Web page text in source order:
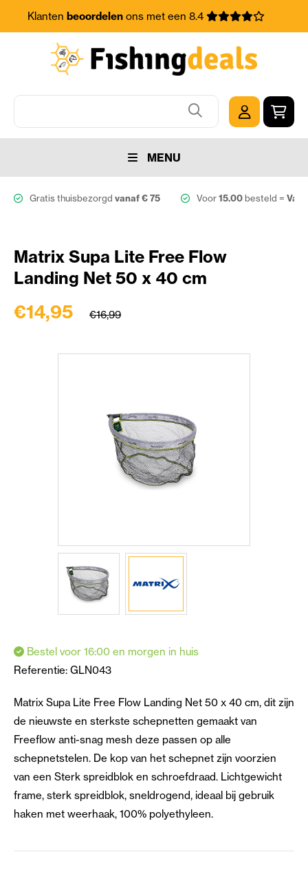
Klanten beoordelenons met een 8.4
MENU
Gratis thuisbezorgd vanaf € 75 Voor15.00besteld =
Matrix Supa Lite Free Flow
Landing Net 50 x 40 cm
€14,95 €16,99
Bestel voor 16:00 en morgen in huis
Referentie: GLN043
Matrix Supa Lite Free Flow Landing Net 50 x 40 cm, dit zijn
de nieuwste en sterkste schepnetten gemaakt van
Freeflow anti-snag mesh deze passen op alle
schepnetstelen. De kop van het schepnet zijn voorzien
van een Sterk spreidblok en schroefdraad. Lichtgewicht
frame, sterk spreidblok, sneldrogend, ideaal bij gebruik
haken met weerhaak, 100% polyethyleen.